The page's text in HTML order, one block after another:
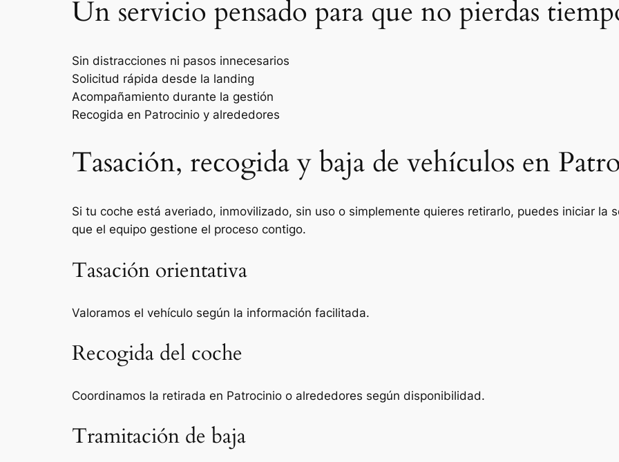
Un servicio pensado para que no pierdas
Sin distracciones ni pasos innecesarios
Solicitud rápida desde la landing
Acompañamiento durante la gestión
Recogida en Patrocinio y alrededores
Tasación, recogida y baja de vehículos en
Si tu coche está averiado, inmovilizado, sin uso o simplemente quieres retirarlo, puedes iniciar la
que el equipo gestione el proceso contigo.
Tasación orientativa
Valoramos el vehículo según la información facilitada.
Recogida del coche
Coordinamos la retirada en Patrocinio o alrededores según disponibilidad.
Tramitación de baja